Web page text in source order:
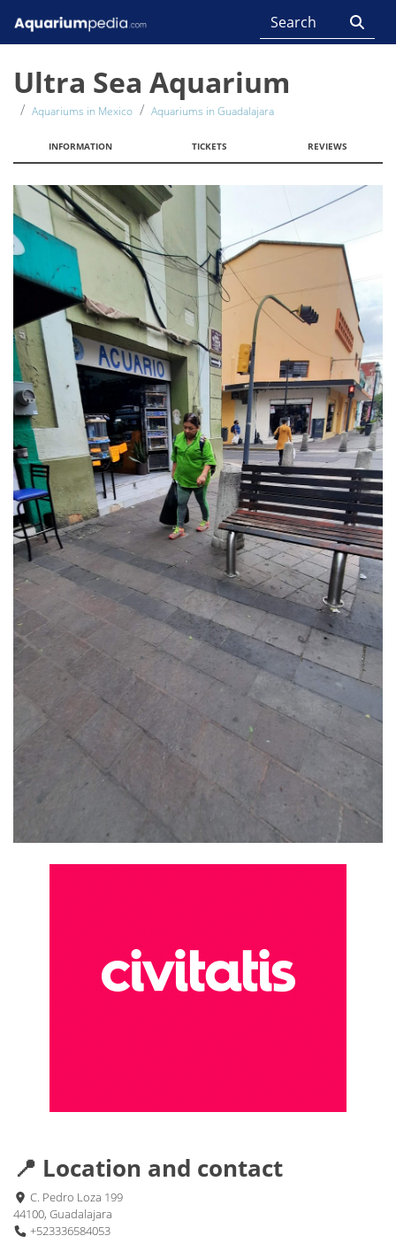
Ultra Sea Aquarium
Aquariums in Mexico Aquariums in Guadalajara
INFORMATION TICKETS REVIEWS
📍 Location and contact
C. Pedro Loza 199
44100, Guadalajara
+523336584053